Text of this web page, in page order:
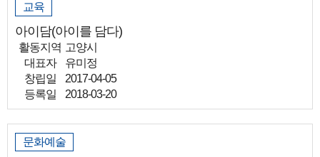
교육
아이담(아이를 담다)
활동지역 고양시
대표자
유미정
창립일
2017-04-05
등록일
2018-03-20
문화예술